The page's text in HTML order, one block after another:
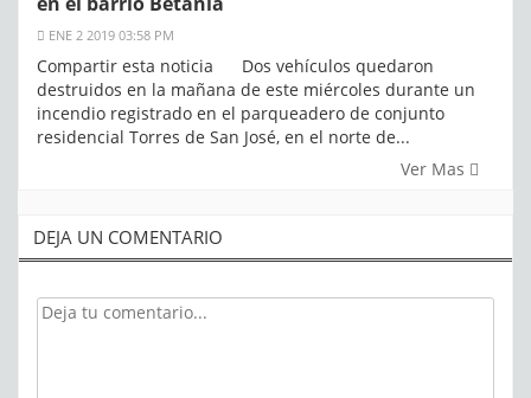
ENE 2 2019 03:58 PM
Compartir esta noticia Dos vehículos quedaron
destruidos en la mañana de este miércoles durante un
incendio registrado en el parqueadero de conjunto
residencial Torres de San José, en el norte de...
Ver Mas
DEJA UN COMENTARIO